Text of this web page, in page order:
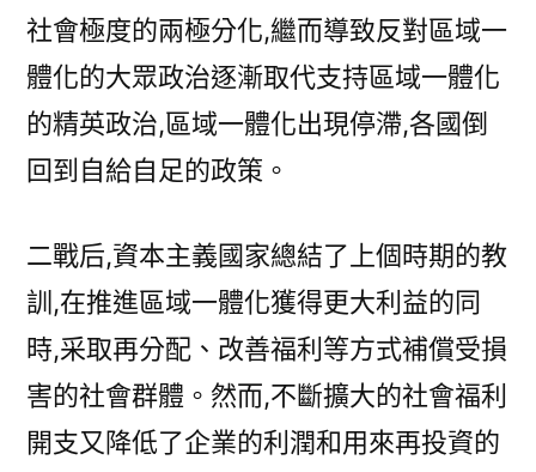
社會極度的兩極分化,繼而導致反對區域一
體化的大眾政治逐漸取代支持區域一體化
的精英政治,區域一體化出現停滯,各國倒
回到自給自足的政策。
二戰后,資本主義國家總結了上個時期的教
訓,在推進區域一體化獲得更大利益的同
時,采取再分配、改善福利等方式補償受損
害的社會群體。然而,不斷擴大的社會福利
開支又降低了企業的利潤和用來再投資的